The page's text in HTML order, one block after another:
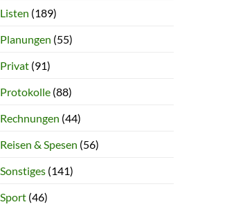
Listen (189)
Planungen (55)
Privat(91)
Protokolle(88)
Rechnungen (44)
Reisen & Spesen (56)
Sonstiges(141)
Sport(46)